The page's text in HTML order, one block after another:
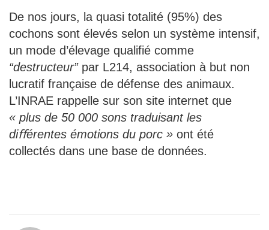
De nos jours, la quasi totalité (95%) des
cochons sont élevés selon un système intensif,
un mode d’élevage qualifié comme
“destructeur”par L214, association à but non
lucratif française de défense des animaux.
L’INRAE rappelle sur son site internet que
« plus de 50 000 sons traduisant les
diﬀérentes émotions du porc » ont été
collectés dans une base de données.